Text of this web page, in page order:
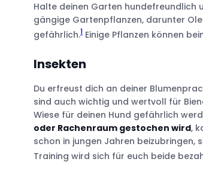
Löcher im Zaun
Pestizide und Reinigungsmittel
Dognapping
Hundefreundliche Pflanzen
Hundefreundliche
Natürliche Rasenpflege
Gras-Alternativen
Halte deinen Garten hundefreundlich
gängige Gartenpflanzen, darunter
gefährlich.1 Einige Pflanzen können
Insekten
Du erfreust dich an deiner
sind auch wichtig und wertvoll für
Wiese für deinen Hund gefährlich
oder Rachenraum gestochen wird,
schon in jungen Jahren beizubringen,
Training wird sich für euch beide